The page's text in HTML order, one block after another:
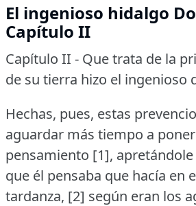
El ingenioso hidalgo
Capítulo II
Capítulo II - Que trata de la
de su tierra hizo el ingenioso
Hechas, pues, estas
aguardar más tiempo a
pensamiento [1],
que él pensaba que hacía en
tardanza, [2] según eran los